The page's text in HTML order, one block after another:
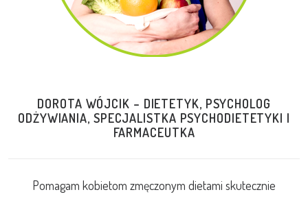
DOROTA WÓJCIK – DIETETYK, PSYCHOLOG
ODŻYWIANIA, SPECJALISTKA PSYCHODIETETYKI I
FARMACEUTKA
Pomagam kobietom zmęczonym dietami skutecznie